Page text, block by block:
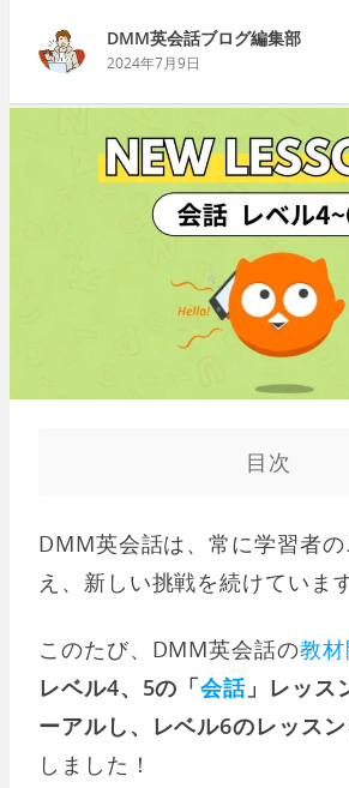
DMM英会話ブログ編集部
2024年7月9日
目次
DMM英会話は、常に学習者
え、新しい挑戦を続けています
このたび、DMM英会話の教
レベル4、5の「会話 」レッス
ーアルし、レベル6のレッス
しました！